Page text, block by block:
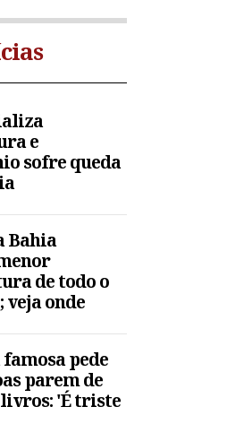
e
sofre queda
Bahia
de todo o
veja onde
pede
parem de
'É triste